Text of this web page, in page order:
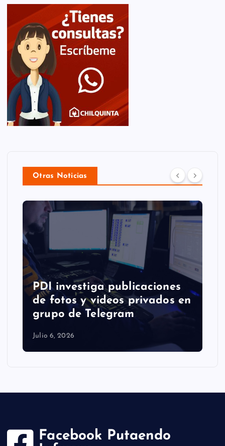
Otras Noticias
PDI investiga publicaciones
de fotos y videos privados en
grupo de Telegram
Julio 6, 2026
Facebook Putaendo